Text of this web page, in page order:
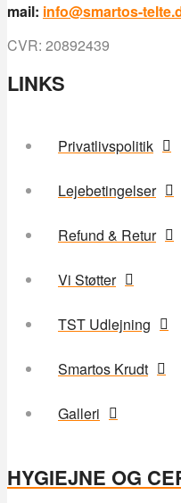
mail: info@smartos-
CVR: 20892439
LINKS
Privatlivspolitik
Lejebetingelser
Refund & Retur
Vi Støtter
TST Udlejning
Smartos Krudt
Galleri
HYGIEJNE OG